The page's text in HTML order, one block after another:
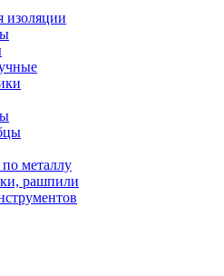
изоляции
металлу
рашпили